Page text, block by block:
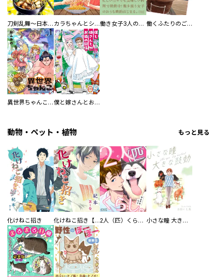
刀剣乱舞～日本号つれづれ酒～ カラちゃんとシトーさんと、 【分冊版】 働き女子3人のおうち晩酌 働くふたりのごほうび飯
異世界ちゃんこ～横綱目前に召喚されたんだが～ 【連載版】 僕と嫁さんとお酒の関係
動物・ペット・植物 もっと見る
化けねこ招き 化けねこ招き【描きおろし付合冊版】 2人（匹）くらし。 小さな瞳 大きな鼓動